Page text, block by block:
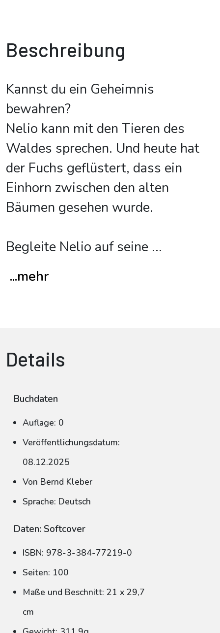
Beschreibung
Kannst du ein Geheimnis
bewahren?
Nelio kann mit den Tieren des
Waldes sprechen. Und heute hat
der Fuchs geflüstert, dass ein
Einhorn zwischen den alten
Bäumen gesehen wurde.
Begleite Nelio auf seine ...
...mehr
Details
Buchdaten
Auflage: 0
Veröffentlichungsdatum:
08.12.2025
Von Bernd Kleber
Sprache: Deutsch
Daten: Softcover
ISBN: 978-3-384-77219-0
Seiten: 100
Maße und Beschnitt: 21 x 29,7
cm